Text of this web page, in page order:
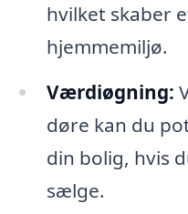
hvilket skaber
hjemmemiljø.
Værdiøgning:
døre kan du
din bolig, hvis
sælge.